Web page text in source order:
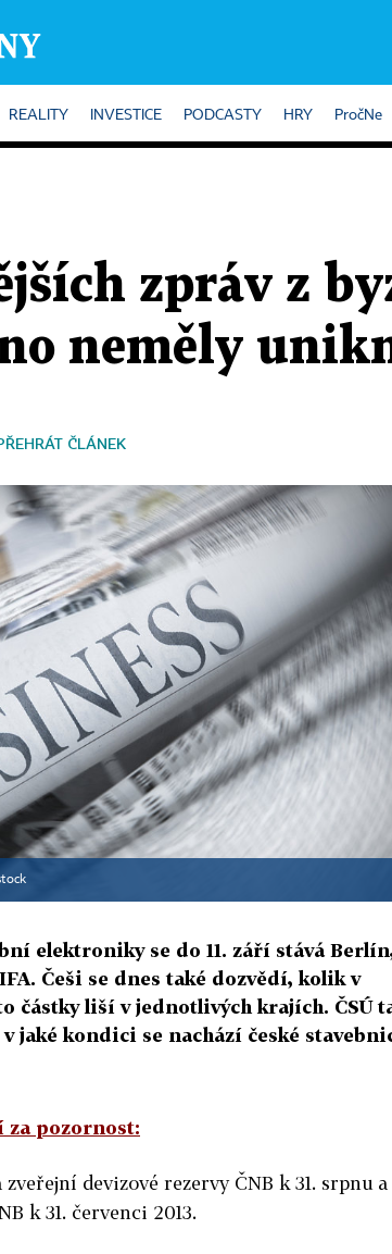
REALITY INVESTICE PODCASTY HRY PročNe
zpráv z
neměly
ČLÁNEK
elektroniky se do 11. září stává
Češi se dnes také dozvědí, kolik v
částky liší v jednotlivých krajích. ČSÚ
jaké kondici se nachází české
za pozornost:
devizové rezervy ČNB k 31. srpnu a
k 31. červenci 2013.